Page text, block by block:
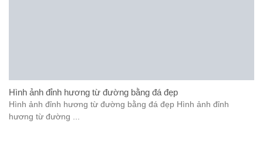
Hình ảnh đỉnh hương từ đường bằng đá đẹp
Hình ảnh đỉnh hương từ đường bằng đá đẹp Hình ảnh đỉnh
hương từ đường ...